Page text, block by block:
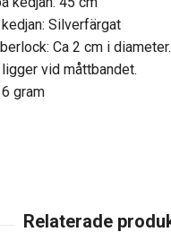
Silverfärgat
Ca 2 cm i
vid måttbandet.
gram